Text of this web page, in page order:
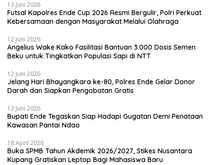
13 Juni 2026
Futsal Kapolres Ende Cup 2026 Resmi Bergulir, Polri Perkuat
Kebersamaan dengan Masyarakat Melalui Olahraga
12 Juni 2026
Angelius Wake Kako Fasilitasi Bantuan 3.000 Dosis Semen
Beku untuk Tingkatkan Populasi Sapi di NTT
12 Juni 2026
Jelang Hari Bhayangkara ke-80, Polres Ende Gelar Donor
Darah dan Siapkan Pengobatan Gratis
12 Juni 2026
Bupati Ende Tegaskan Siap Hadapi Gugatan Demi Penataan
Kawasan Pantai Ndao
18 April 2026
Buka SPMB Tahun Akdemik 2026/2027, Stikes Nusantara
Kupang Gratiskan Leptop Bagi Mahasiswa Baru